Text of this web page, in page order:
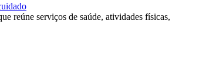
reúne serviços de saúde, atividades físicas,